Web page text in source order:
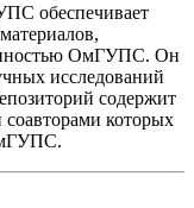
обеспечивает
ОмГУПС. Он
исследований
содержит
которых